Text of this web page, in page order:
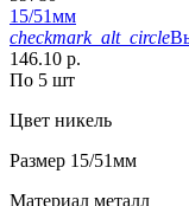
15/51мм
checkmark_alt_circle
146.10 р.
По 5 шт
Цвет никель
Размер 15/51мм
Материал металл